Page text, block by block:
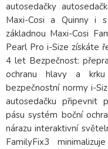
autosedačky
Maxi-Cosi a Quinny i
základnou Maxi-Cosi
Pearl Pro i-Size získáte
4 let Bezpečnost:
ochranu hlavy a
bezpečnostní normy i-
autosedačku připevnit
pásu systém boční
nárazu interaktivní
FamilyFix3